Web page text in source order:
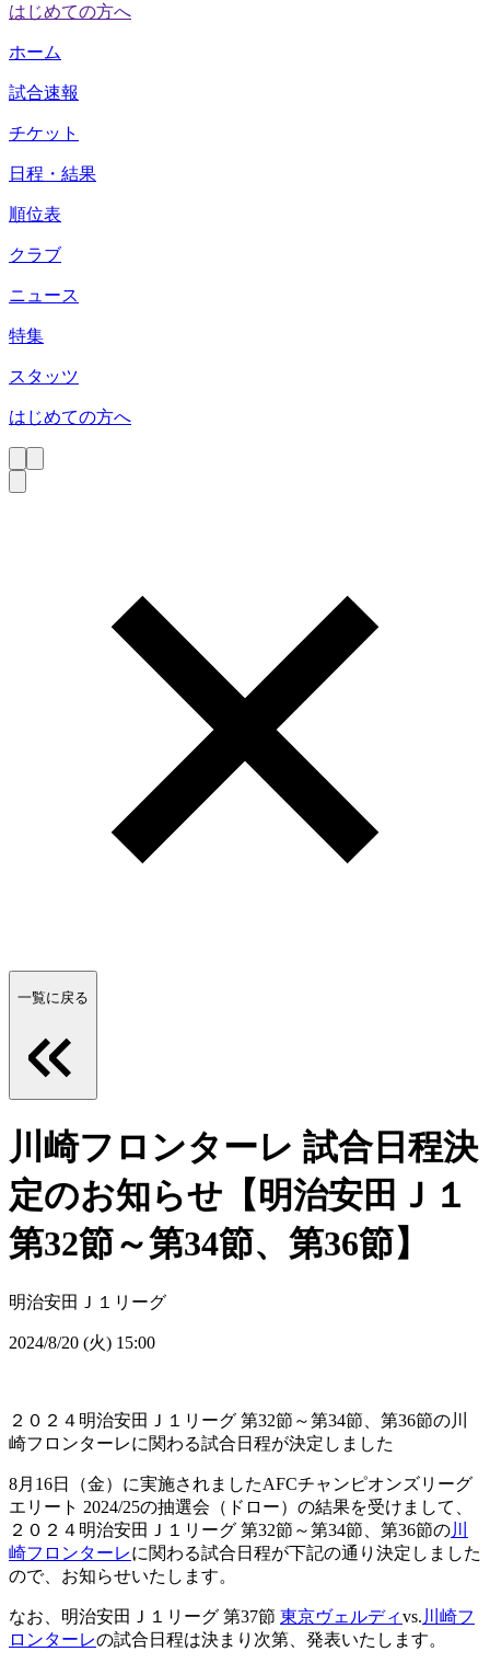
はじめての方へ
ホーム
試合速報
チケット
日程・結果
順位表
クラブ
ニュース
特集
スタッツ
はじめての方へ
一覧に戻る
川崎フロンターレ 試合日程決
定のお知らせ【明治安田Ｊ１
第32節～第34節、第36節】
明治安田Ｊ１リーグ
2024/8/20 (火) 15:00
２０２４明治安田Ｊ１リーグ 第32節～第34節、第36節の川
崎フロンターレに関わる試合日程が決定しました
8月16日（金）に実施されましたAFCチャンピオンズリーグ
エリート 2024/25の抽選会（ドロー）の結果を受けまして、
２０２４明治安田Ｊ１リーグ 第32節～第34節、第36節の川
崎フロンターレに関わる試合日程が下記の通り決定しました
ので、お知らせいたします。
なお、明治安田Ｊ１リーグ 第37節 東京ヴェルディvs. 川崎フ
ロンターレの試合日程は決まり次第、発表いたします。